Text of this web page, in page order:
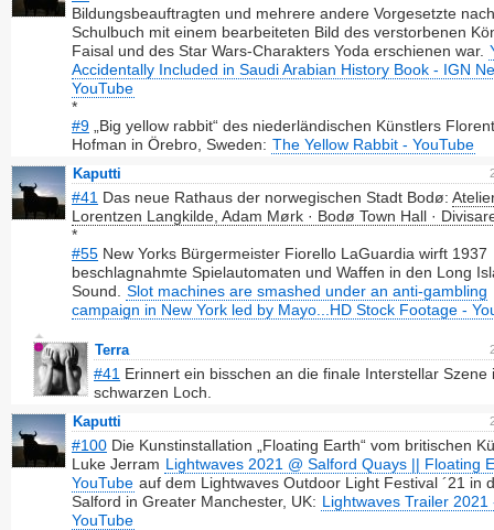
Bildungsbeauftragten und mehrere andere Vorgesetzte
Schulbuch mit einem bearbeiteten Bild des verstorbenen
Faisal und des Star Wars-Charakters Yoda erschienen war.
Accidentally Included in Saudi Arabian History Book - IGN
YouTube
*
#9 „Big yellow rabbit“ des niederländischen Künstlers
Hofman in Örebro, Sweden: The Yellow Rabbit - YouTube
Kaputti
#41 Das neue Rathaus der norwegischen Stadt Bodø:
Lorentzen Langkilde, Adam Mørk · Bodø Town Hall ·
*
#55 New Yorks Bürgermeister Fiorello LaGuardia wirft 1937
beschlagnahmte Spielautomaten und Waffen in den Long
Sound. Slot machines are smashed under an anti-gambling
campaign in New York led by Mayo...HD Stock Footage -
Terra
#41 Erinnert ein bisschen an die finale Interstellar Szene
schwarzen Loch.
Kaputti
#100 Die Kunstinstallation „Floating Earth“ vom britischen
Luke Jerram Lightwaves 2021 @ Salford Quays || Floating
YouTube auf dem Lightwaves Outdoor Light Festival ´21 in
Salford in Greater Manchester, UK: Lightwaves Trailer 2021
YouTube